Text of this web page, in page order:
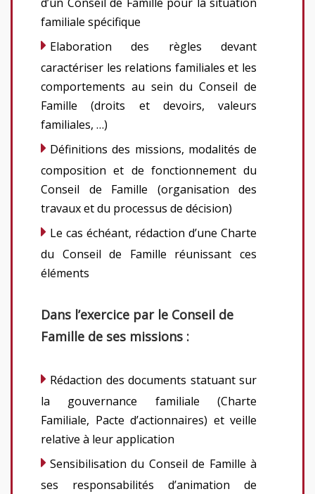
familiale spécifique
Elaboration des règles devant
caractériser les relations familiales et les
comportements au sein du Conseil de
Famille (droits et devoirs, valeurs
familiales, …)
Définitions des missions, modalités de
composition et de fonctionnement du
Conseil de Famille (organisation des
travaux et du processus de décision)
Le cas échéant, rédaction d’une Charte
du Conseil de Famille réunissant ces
éléments
Dans l’exercice par le Conseil de
Famille de ses missions :
Rédaction des documents statuant sur
la gouvernance familiale (Charte
Familiale, Pacte d’actionnaires) et veille
relative à leur application
Sensibilisation du Conseil de Famille à
ses responsabilités d’animation de